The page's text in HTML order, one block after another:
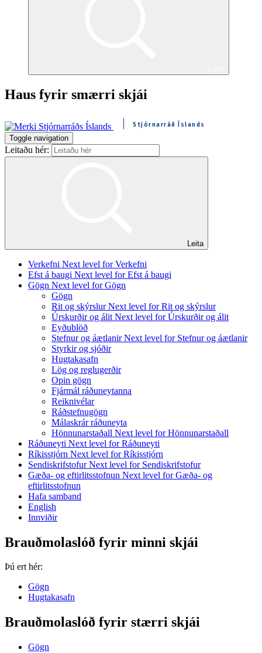
Haus fyrir smærri skjái
Stjórnarráð Íslands
Toggle navigation
Leitaðu hér:
Leita
Verkefni Next level for Verkefni
Efst á baugi Next level for Efst á baugi
Gögn Next level for Gögn
Gögn
Rit og skýrslurNext level for Rit og skýrslur
Úrskurðir og álit Next level for Úrskurðir og álit
Eyðublöð
Stefnur og áætlanirNext level for Stefnur og áætlanir
Styrkir og sjóðir
Hugtakasafn
Lög og reglugerðir
Opin gögn
Fjármál ráðuneytanna
Reiknivélar
Ráðstefnugögn
Málaskrár ráðuneyta
Hönnunarstaðall Next level for Hönnunarstaðall
Ráðuneyti Next level for Ráðuneyti
Ríkisstjórn Next level for Ríkisstjórn
SendiskrifstofurNext level for Sendiskrifstofur
Gæða- og eftirlitsstofnun Next level for Gæða- og
eftirlitsstofnun
Hafa samband
English
Innviðir
Brauðmolaslóð fyrir minni skjái
Þú ert hér:
Gögn
Hugtakasafn
Brauðmolaslóð fyrir stærri skjái
Gögn